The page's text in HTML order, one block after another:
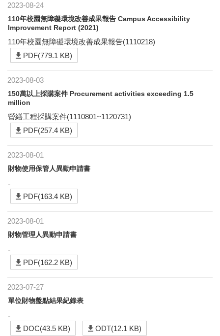
2023-08-24
110年校園無障礙環境改善成果報告 Campus Accessibility
Improvement Report (2021)
110年校園無障礙環境改善成果報告(1110218)
PDF(779.1 KB)
2023-08-03
150萬以上採購案件 Procurement activities exceeding 1.5
million
營繕工程採購案件(1110801~1120731)
PDF(257.4 KB)
2023-08-01
財物使用保管人異動申請書
-
PDF(163.4 KB)
2023-08-01
財物管理人異動申請書
-
PDF(162.2 KB)
2023-07-27
單位財物盤點結果紀錄表
-
DOC(43.5 KB)
ODT(12.1 KB)